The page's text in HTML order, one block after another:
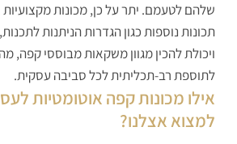
שלהם לטעמם. יתר על כן, מכונות מקצועיות
תכונות נוספות כגון הגדרות הניתנות
ויכולת להכין מגוון משקאות מבוססי קפה,
לתוספת רב-תכליתית לכל סביבה עסקית.
אילו מכונות קפה אוטומטיות
למצוא אצלנו?